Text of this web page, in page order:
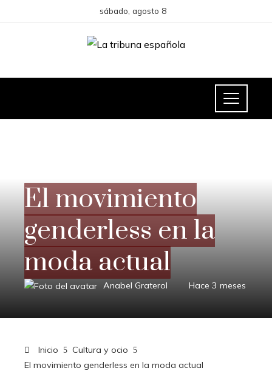
sábado, agosto 8
El movimiento
genderless en la
moda actual
Anabel Graterol Hace 3 meses
Inicio
Cultura y ocio
El movimiento genderless en la moda actual